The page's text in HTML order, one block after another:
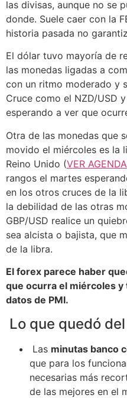
las divisas, aunque no se
donde. Suele caer con la
historia pasada no
El dólar tuvo mayoría de
las monedas ligadas a
con un ritmo moderado y
Cruce como el NZD/USD
esperando a ver que
Otra de las monedas que
movido el miércoles es la
Reino Unido (VER AGENDA
rangos el martes
en los otros cruces de la
la debilidad de las otras
GBP/USD realice un
sea alcista o bajista, que
de la libra.
El forex parece haber
que ocurra el miércoles
datos de PMI.
Lo que quedó
Las minutas banco
que para los
necesarias más
de las mejores en el